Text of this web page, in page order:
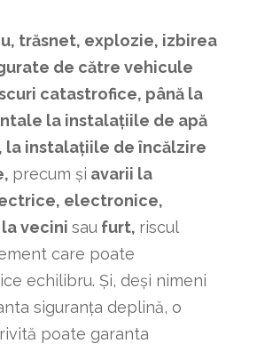
trăsnet, explozie, izbirea
de către vehicule
catastrofice, până la
la instalațiile de apă
la instalațiile de încălzire
precum și avarii la
electronice,
vecini saufurt, riscul
care poate
echilibru. Și, deși nimeni
siguranța deplină, o
poate garanta